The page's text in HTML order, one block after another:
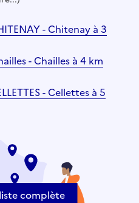
- Chitenay à 3
- Chailles à 4 km
- Cellettes à 5
complète